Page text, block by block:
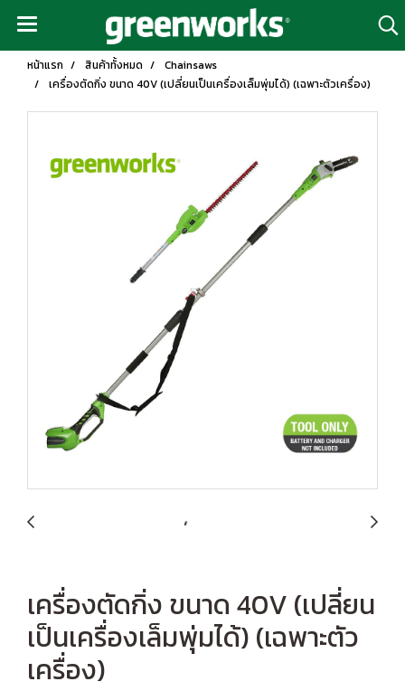
หน้าแรก สินค้าทั้งหมด
Chainsaws
เครื่องตัดกิ่ง ขนาด 40V (เปลี่ยนเป็นเครื่องเล็มพุ่มได้) (เฉพาะตัวเครื่อง)
เครื่องตัดกิ่ง ขนาด 40V (เปลี่ยน
เป็นเครื่องเล็มพุ่มได้) (เฉพาะตัว
เครื่อง)